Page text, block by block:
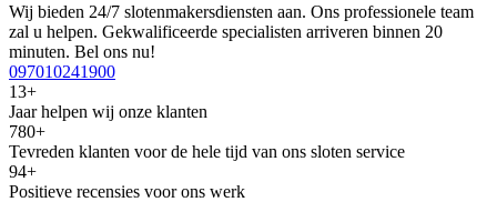
Wij bieden 24/7 slotenmakersdiensten aan. Ons professionele team
zal u helpen. Gekwalificeerde specialisten arriveren binnen 20
minuten. Bel ons nu!
097010241900
13+
Jaar helpen wij onze klanten
780+
Tevreden klanten voor de hele tijd van ons sloten service
94+
Positieve recensies voor ons werk